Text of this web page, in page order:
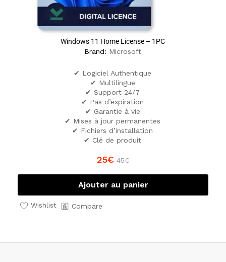
Windows 11 Home License – 1PC
Brand: Microsoft
✔ Logiciel Authentique
✔ Multilingue
✔ Support 24/7
✔ Pas d’expiration
✔ Garantie à vie
✔ Mises à jour permanentes
✔ Fichiers d’installation
✔ Clé de produit
25€ 45€
Ajouter au panier
Wishlist Compare